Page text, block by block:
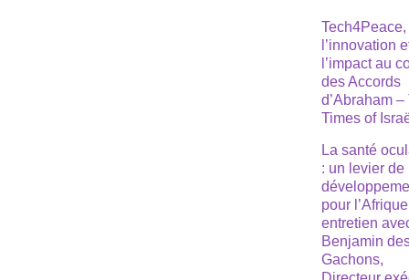
Tech4Peace,
l’innovation
l’impact au
des Accords
d’Abraham –
Times of
La santé
: un levier de
pour
entretien
Benjamin
Gachons,